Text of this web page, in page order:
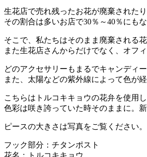
生花店で売れ残ったお花が廃棄された
その割合は多いお店で30％～40％にも
そこで、私たちはそのまま廃棄される
また生花店さんからだけでなく、オフ
どのアクセサリーもまるでキャンディ
また、太陽などの紫外線によって色が
こちらはトルコキキョウの花弁を使用
色彩は咲き誇っていた時そのままに。
ピースの大きさは写真をご覧ください。
フック部分：チタンポスト
花名：トルコキキョウ